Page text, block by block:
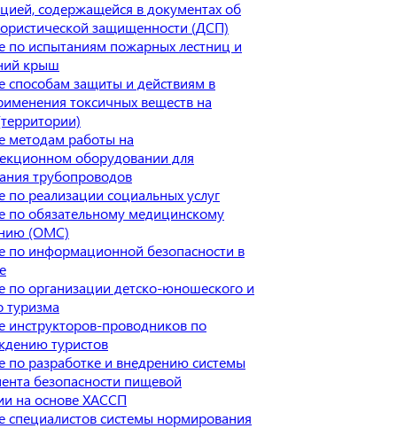
содержащейся в документах об
защищенности (ДСП)
по испытаниям пожарных лестниц и
крыш
способам защиты и действиям в
токсичных веществ на
методам работы на
оборудовании для
трубопроводов
по реализации социальных услуг
по обязательному медицинскому
(ОМС)
по информационной безопасности в
по организации детско-юношеского и
туризма
инструкторов-проводников по
туристов
по разработке и внедрению системы
безопасности пищевой
на основе ХАССП
специалистов системы нормирования